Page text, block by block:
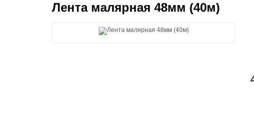
Лента малярная 48мм (40м)